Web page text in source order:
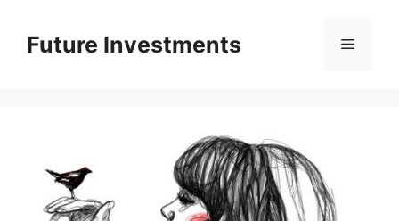
вмістуFuture Investments Меню